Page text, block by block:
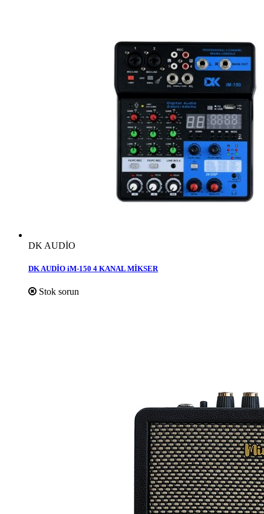
DK AUDİO
DK AUDİO iM-150 4 KANAL MİKSER
Stok sorun